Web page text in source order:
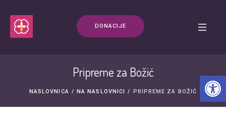
DONACIJE
Pripreme za Božić
NASLOVNICA / NA NASLOVNICI / PRIPREME ZA BOŽIĆ